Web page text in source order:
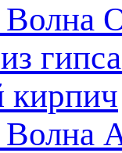
кирпич